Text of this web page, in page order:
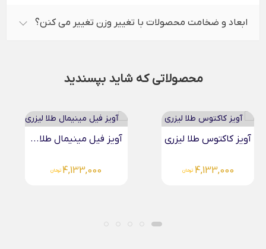
ابعاد و ضخامت محصولات با تغییر وزن تغییر می کنن؟
محصولاتی که شاید بپسندید
آویز کاکتوس طلا لیزری
4,133,000 تومان
آویز فیل مینیمال طلا...
4,133,000 تومان